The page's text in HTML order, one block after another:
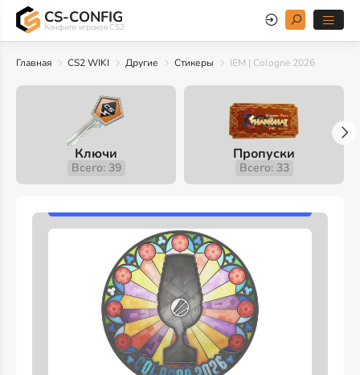
CS-CONFIG
Конфиги игроков CS2
Главная CS2 WIKI Другие Стикеры IEM | Cologne 2026
Ключи
Всего: 39
Пропуски
Всего: 33